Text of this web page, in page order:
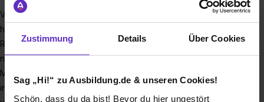
Zustimmung Details Über Cookies
Sag „Hi!“ zu Ausbildung.de & unseren Cookies!
Schön, dass du da bist! Bevor du hier ungestört
Von kleinen Maschinen bis große Automatisierungsanlagen,
hochtechnisierte Baugruppen oder Dienstleistungen im
Reinraum – mit viel Begeisterung, jahrelanger Erfahrung und
neustem technischen Knowhow entwickeln unsere 130
Mitarbeiterinnen und Mitarbeiter am Standort Lederhose
individuelle Lösungen für unsere Kunden aus den